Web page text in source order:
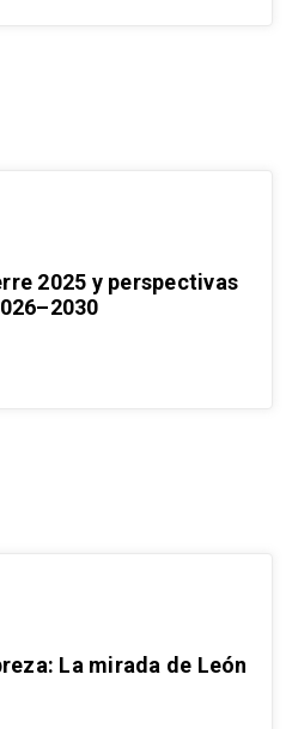
2025 y perspectivas
La mirada de León